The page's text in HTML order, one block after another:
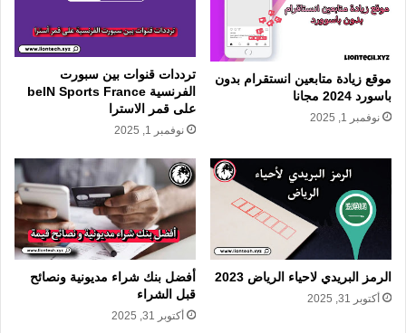
موقع زيادة متابعين انستقرام بدون
باسورد 2024 مجانا
نوفمبر 1, 2025
ترددات قنوات بين سبورت
الفرنسية beIN Sports France
على قمر الاسترا
نوفمبر 1, 2025
الرمز البريدي لاحياء الرياض 2023
أكتوبر 31, 2025
أفضل بنك شراء مديونية ونصائح
قبل الشراء
أكتوبر 31, 2025